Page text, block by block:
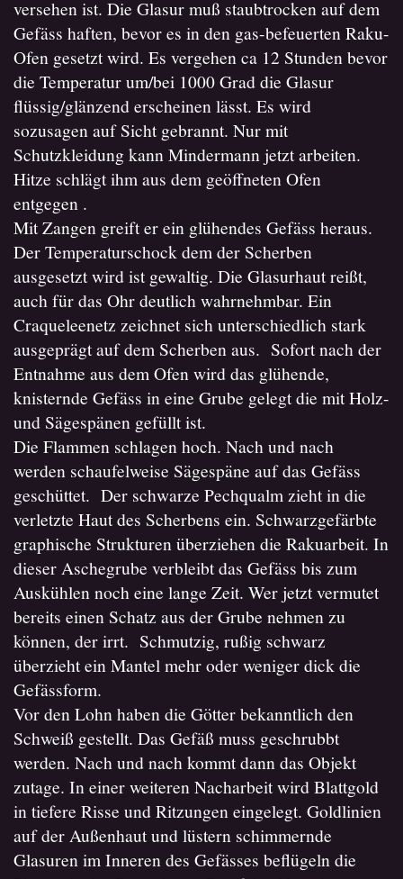
versehen ist. Die Glasur muß staubtrocken auf dem
Gefäss haften, bevor es in den gas-befeuerten Raku-
Ofen gesetzt wird. Es vergehen ca 12 Stunden bevor
die Temperatur um/bei 1000 Grad die Glasur
flüssig/glänzend erscheinen lässt. Es wird
sozusagen auf Sicht gebrannt. Nur mit
Schutzkleidung kann Mindermann jetzt arbeiten.
Hitze schlägt ihm aus dem geöffneten Ofen
entgegen .
Mit Zangen greift er ein glühendes Gefäss heraus.
Der Temperaturschock dem der Scherben
ausgesetzt wird ist gewaltig. Die Glasurhaut reißt,
auch für das Ohr deutlich wahrnehmbar. Ein
Craqueleenetz zeichnet sich unterschiedlich stark
ausgeprägt auf dem Scherben aus. Sofort nach der
Entnahme aus dem Ofen wird das glühende,
knisternde Gefäss in eine Grube gelegt die mit Holz-
und Sägespänen gefüllt ist.
Die Flammen schlagen hoch. Nach und nach
werden schaufelweise Sägespäne auf das Gefäss
geschüttet. Der schwarze Pechqualm zieht in die
verletzte Haut des Scherbens ein. Schwarzgefärbte
graphische Strukturen überziehen die Rakuarbeit. In
dieser Aschegrube verbleibt das Gefäss bis zum
Auskühlen noch eine lange Zeit. Wer jetzt vermutet
bereits einen Schatz aus der Grube nehmen zu
können, der irrt. Schmutzig, rußig schwarz
überzieht ein Mantel mehr oder weniger dick die
Gefässform.
Vor den Lohn haben die Götter bekanntlich den
Schweiß gestellt. Das Gefäß muss geschrubbt
werden. Nach und nach kommt dann das Objekt
zutage. In einer weiteren Nacharbeit wird Blattgold
in tiefere Risse und Ritzungen eingelegt. Goldlinien
auf der Außenhaut und lüstern schimmernde
Glasuren im Inneren des Gefässes beflügeln die